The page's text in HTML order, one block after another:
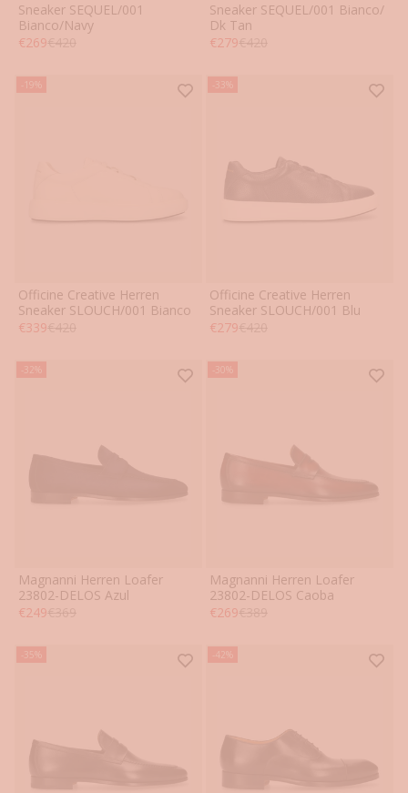
43 44
Sneaker SEQUEL/001
Bianco/Navy
Angebot
€269Regulärer Preis
€420
43 44 45
Sneaker SEQUEL/001 Bianco/
Dk Tan
Angebot
€279Regulärer Preis
€420
-19%
43 44 45
Officine Creative Herren
Sneaker SLOUCH/001 Bianco
Angebot
€339Regulärer Preis
€420
-33%
43 44 45
Officine Creative Herren
Sneaker SLOUCH/001 Blu
Angebot
€279Regulärer Preis
€420
-32%
41 42 43
Magnanni Herren Loafer
23802-DELOS Azul
Angebot
€249Regulärer Preis
€369
-30%
41 42 43
Magnanni Herren Loafer
23802-DELOS Caoba
Angebot
€269Regulärer Preis
€389
-35% -42%